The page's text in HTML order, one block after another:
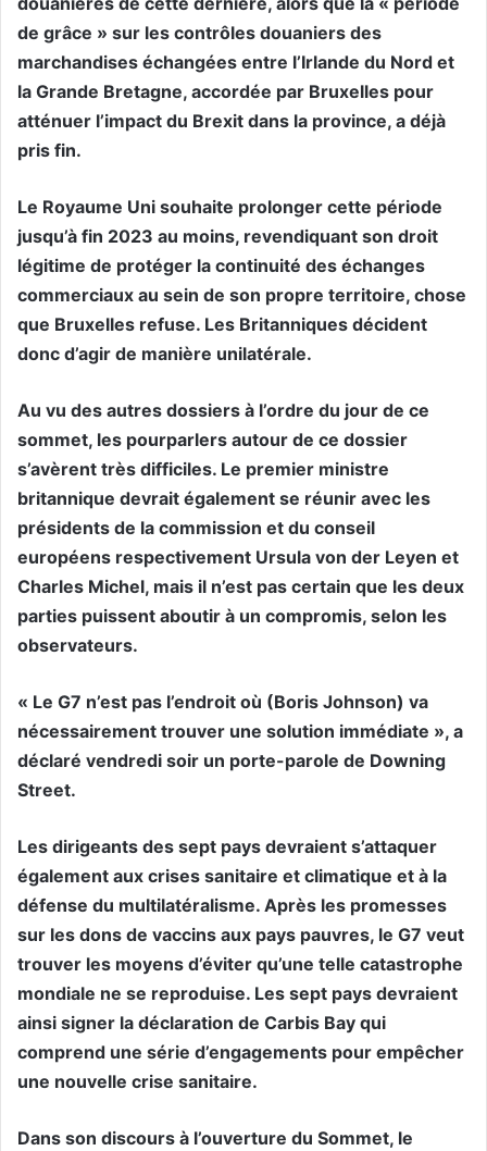
de grâce » sur les contrôles douaniers des
marchandises échangées entre l’Irlande du Nord et
la Grande Bretagne, accordée par Bruxelles pour
atténuer l’impact du Brexit dans la province, a déjà
pris fin.
Le Royaume Uni souhaite prolonger cette période
jusqu’à fin 2023 au moins, revendiquant son droit
légitime de protéger la continuité des échanges
commerciaux au sein de son propre territoire, chose
que Bruxelles refuse. Les Britanniques décident
donc d’agir de manière unilatérale.
Au vu des autres dossiers à l’ordre du jour de ce
sommet, les pourparlers autour de ce dossier
s’avèrent très difficiles. Le premier ministre
britannique devrait également se réunir avec les
présidents de la commission et du conseil
européens respectivement Ursula von der Leyen et
Charles Michel, mais il n’est pas certain que les deux
parties puissent aboutir à un compromis, selon les
observateurs.
« Le G7 n’est pas l’endroit où (Boris Johnson) va
nécessairement trouver une solution immédiate », a
déclaré vendredi soir un porte-parole de Downing
Street.
Les dirigeants des sept pays devraient s’attaquer
également aux crises sanitaire et climatique et à la
défense du multilatéralisme. Après les promesses
sur les dons de vaccins aux pays pauvres, le G7 veut
trouver les moyens d’éviter qu’une telle catastrophe
mondiale ne se reproduise. Les sept pays devraient
ainsi signer la déclaration de Carbis Bay qui
comprend une série d’engagements pour empêcher
une nouvelle crise sanitaire.
Dans son discours à l’ouverture du Sommet, le